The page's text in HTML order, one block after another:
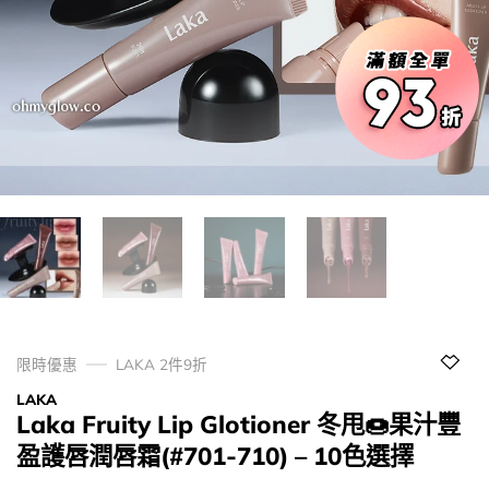
限時優惠
LAKA 2件9折
LAKA
Laka Fruity Lip Glotioner 冬甩🍩果汁豐
盈護唇潤唇霜(#701-710) – 10色選擇